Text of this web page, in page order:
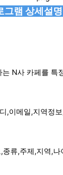
그램 상세설
는 N사 카페를 특
,이메일,지역정
종류,주제,지역,